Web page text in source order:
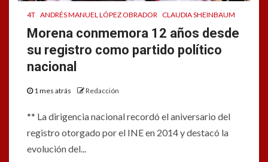
4T ANDRÉS MANUEL LÓPEZ OBRADOR CLAUDIA SHEINBAUM
Morena conmemora 12 años desde
su registro como partido político
nacional
1 mes atrás Redacción
** La dirigencia nacional recordó el aniversario del
registro otorgado por el INE en 2014 y destacó la
evolución del...